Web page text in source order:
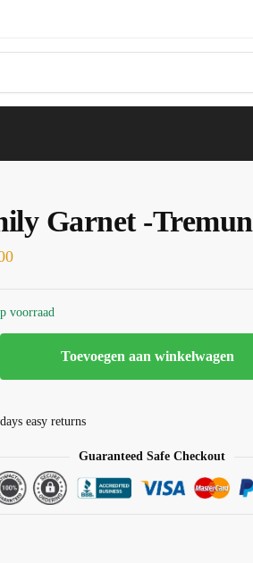
Garnet -Tremun
voorraad
Toevoegen aan winkelwagen
easy returns
Guaranteed Safe Checkout